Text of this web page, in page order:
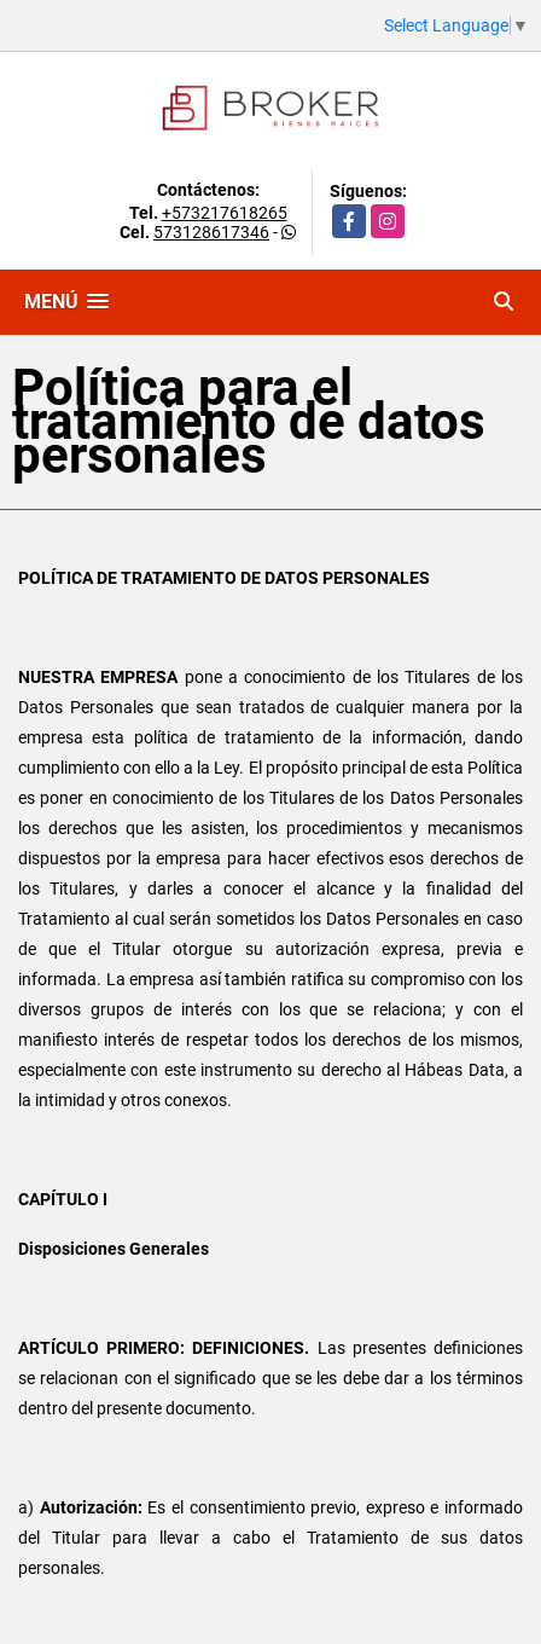
Select Language ▼
Contáctenos:
Tel. +573217618265
Cel. 573128617346-
Síguenos:
FacebookInstagram
MENÚ
Política para el
tratamiento de datos
personales
POLÍTICA DE TRATAMIENTO DE DATOS PERSONALES
NUESTRA EMPRESA pone a conocimiento de los Titulares de los
Datos Personales que sean tratados de cualquier manera por la
empresa esta política de tratamiento de la información, dando
cumplimiento con ello a la Ley. El propósito principal de esta Política
es poner en conocimiento de los Titulares de los Datos Personales
los derechos que les asisten, los procedimientos y mecanismos
dispuestos por la empresa para hacer efectivos esos derechos de
los Titulares, y darles a conocer el alcance y la finalidad del
Tratamiento al cual serán sometidos los Datos Personales en caso
de que el Titular otorgue su autorización expresa, previa e
informada. La empresa así también ratifica su compromiso con los
diversos grupos de interés con los que se relaciona; y con el
manifiesto interés de respetar todos los derechos de los mismos,
especialmente con este instrumento su derecho al Hábeas Data, a
la intimidad y otros conexos.
CAPÍTULO I
Disposiciones Generales
ARTÍCULO PRIMERO: DEFINICIONES. Las presentes definiciones
se relacionan con el significado que se les debe dar a los términos
dentro del presente documento.
a) Autorización: Es el consentimiento previo, expreso e informado
del Titular para llevar a cabo el Tratamiento de sus datos
personales.